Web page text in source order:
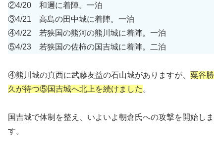
②4/20 和邇に着陣。一泊
③4/21 高島の田中城に着陣。一泊
④4/22 若狭国の熊河の熊川城に着陣。一泊
⑤4/23 若狭国の佐柿の国吉城に着陣。二泊
④熊川城の真西に武藤友益の石山城がありますが、 粟谷勝
久が待つ⑤国吉城へ北上を続けました 。
国吉城で体制を整え、いよいよ朝倉氏への攻撃を開始しま
す。